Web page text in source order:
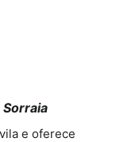
e oferece